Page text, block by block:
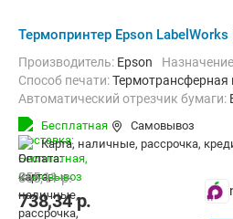
Термопринтер Epson LabelWorks
Производитель: Epson
Способ печати:Термотрансферная
Автоматический отрезчик бумаги:
Бесплатная
Самовывоз
карта, наличные, рассрочка,
738,34р.
855,11р.